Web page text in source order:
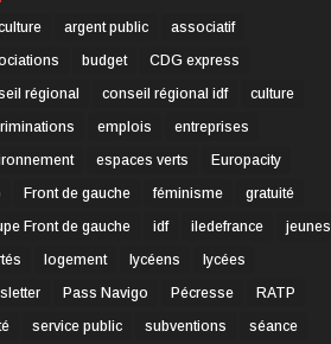
argent public
associatif
budget
CDG express
régional
conseil régional idf
culture
emplois
entreprises
espaces verts
Europacity
Front de gauche féminisme
gratuité
Front de gauche
idf iledefrance
jeunes
logement lycéens
lycées
Pass Navigo Pécresse
RATP
service public subventions
séance